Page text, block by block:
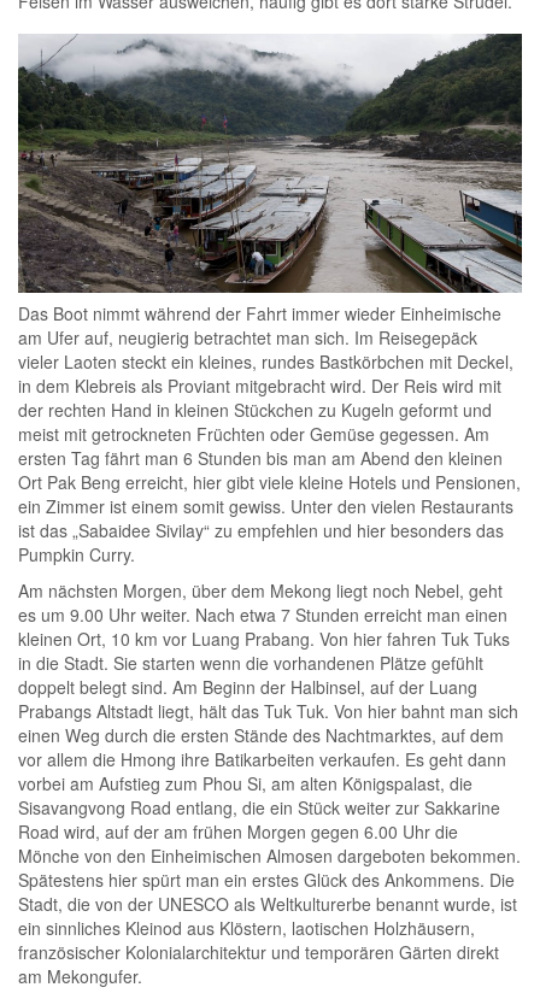
Das Boot nimmt während der Fahrt immer wieder Einheimische
am Ufer auf, neugierig betrachtet man sich. Im Reisegepäck
vieler Laoten steckt ein kleines, rundes Bastkörbchen mit Deckel,
in dem Klebreis als Proviant mitgebracht wird. Der Reis wird mit
der rechten Hand in kleinen Stückchen zu Kugeln geformt und
meist mit getrockneten Früchten oder Gemüse gegessen. Am
ersten Tag fährt man 6 Stunden bis man am Abend den kleinen
Ort Pak Beng erreicht, hier gibt viele kleine Hotels und Pensionen,
ein Zimmer ist einem somit gewiss. Unter den vielen Restaurants
ist das „Sabaidee Sivilay“ zu empfehlen und hier besonders das
Pumpkin Curry.
Am nächsten Morgen, über dem Mekong liegt noch Nebel, geht
es um 9.00 Uhr weiter. Nach etwa 7 Stunden erreicht man einen
kleinen Ort, 10 km vor Luang Prabang. Von hier fahren Tuk Tuks
in die Stadt. Sie starten wenn die vorhandenen Plätze gefühlt
doppelt belegt sind. Am Beginn der Halbinsel, auf der Luang
Prabangs Altstadt liegt, hält das Tuk Tuk. Von hier bahnt man sich
einen Weg durch die ersten Stände des Nachtmarktes, auf dem
vor allem die Hmong ihre Batikarbeiten verkaufen. Es geht dann
vorbei am Aufstieg zum Phou Si, am alten Königspalast, die
Sisavangvong Road entlang, die ein Stück weiter zur Sakkarine
Road wird, auf der am frühen Morgen gegen 6.00 Uhr die
Mönche von den Einheimischen Almosen dargeboten bekommen.
Spätestens hier spürt man ein erstes Glück des Ankommens. Die
Stadt, die von der UNESCO als Weltkulturerbe benannt wurde, ist
ein sinnliches Kleinod aus Klöstern, laotischen Holzhäusern,
französischer Kolonialarchitektur und temporären Gärten direkt
am Mekongufer.